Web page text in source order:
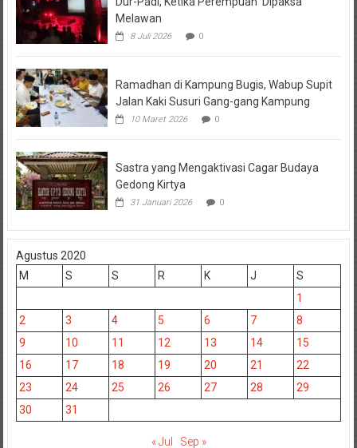
Melawan
8 Juli 2026 0
Ramadhan di Kampung Bugis, Wabup Supit
Jalan Kaki Susuri Gang-gang Kampung
10 Maret 2026 0
Sastra yang Mengaktivasi Cagar Budaya
Gedong Kirtya
31 Januari 2026 0
Agustus 2020
M
S S R K J
S
1
2
3 4 5 6 7
8
9
10 11 12 13 14
15
16
17 18 19 20 21
22
23
24 25 26 27 28
29
30
31
« Jul Sep »